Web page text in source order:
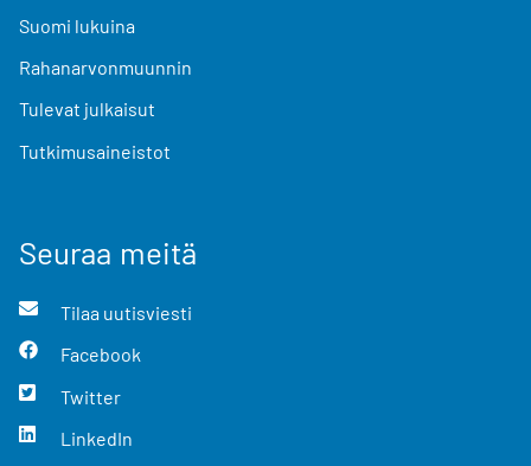
Suomi lukuina
Rahanarvonmuunnin
Tulevat julkaisut
Tutkimusaineistot
Seuraa meitä
Tilaa uutisviesti
Facebook
Twitter
LinkedIn